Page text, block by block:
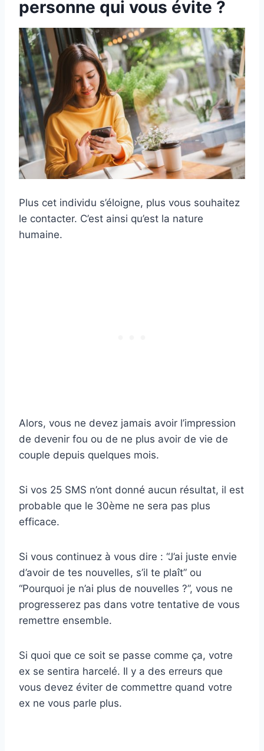
personne qui vous évite ?
Plus cet individu s’éloigne, plus vous souhaitez
le contacter. C’est ainsi qu’est la nature
humaine.
Alors, vous ne devez jamais avoir l’impression
de devenir fou ou de ne plus avoir de vie de
couple depuis quelques mois.
Si vos 25 SMS n’ont donné aucun résultat, il est
probable que le 30ème ne sera pas plus
efficace.
Si vous continuez à vous dire : “J’ai juste envie
d’avoir de tes nouvelles, s’il te plaît” ou
“Pourquoi je n’ai plus de nouvelles ?”, vous ne
progresserez pas dans votre tentative de vous
remettre ensemble.
Si quoi que ce soit se passe comme ça, votre
ex se sentira harcelé. Il y a des erreurs que
vous devez éviter de commettre quand votre
ex ne vous parle plus.